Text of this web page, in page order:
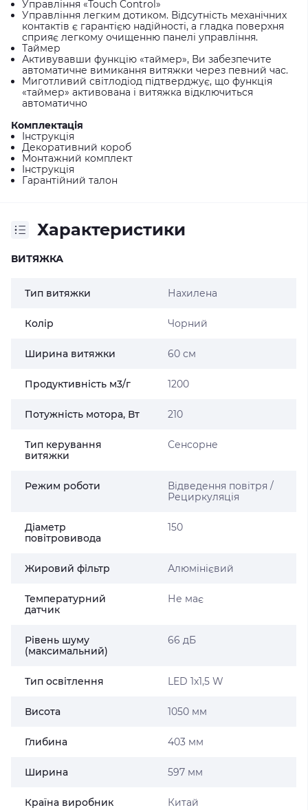
Управління «Touch Control»
Управління легким дотиком. Відсутність механічних
контактів є гарантією надійності, а гладка поверхня
сприяє легкому очищенню панелі управління.
Таймер
Активувавши функцію «таймер», Ви забезпечите
автоматичне вимикання витяжки через певний час.
Миготливий світлодіод підтверджує, що функція
«таймер» активована і витяжка відключиться
автоматично
Комплектація
Інструкція
Декоративний короб
Монтажний комплект
Інструкція
Гарантійний талон
Характеристики
ВИТЯЖКА
Тип витяжки Нахилена
Колір Чорний
Ширина витяжки 60 см
Продуктивність м3/г 1200
Потужність мотора, Вт 210
Тип керування
витяжки
Сенсорне
Режим роботи
Відведення повітря /
Рециркуляція
Діаметр
повітровивода
150
Жировий фільтр Алюмінієвий
Температурний
датчик
Не має
Рівень шуму
(максимальний)
66 дБ
Тип освітлення LED 1x1,5 W
Висота 1050 мм
Глибина 403 мм
Ширина 597 мм
Країна виробник Китай